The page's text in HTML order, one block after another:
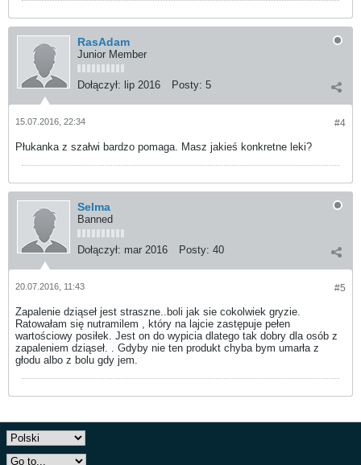
RasAdam
Junior Member
Dołączył: lip 2016 Posty: 5
#4
15.07.2016, 22:34
Płukanka z szałwi bardzo pomaga. Masz jakieś konkretne leki?
Selma
Banned
Dołączył: mar 2016 Posty: 40
#5
20.07.2016, 11:43
Zapalenie dziąseł jest straszne..boli jak sie cokolwiek gryzie.
Ratowałam się nutramilem , który na lajcie zastępuje pełen
wartościowy posiłek. Jest on do wypicia dlatego tak dobry dla osób z
zapaleniem dziąseł. . Gdyby nie ten produkt chyba bym umarła z
głodu albo z bolu gdy jem.